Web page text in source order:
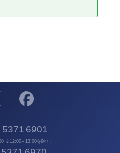
-5371-6901
※12:00～13:00を除く）